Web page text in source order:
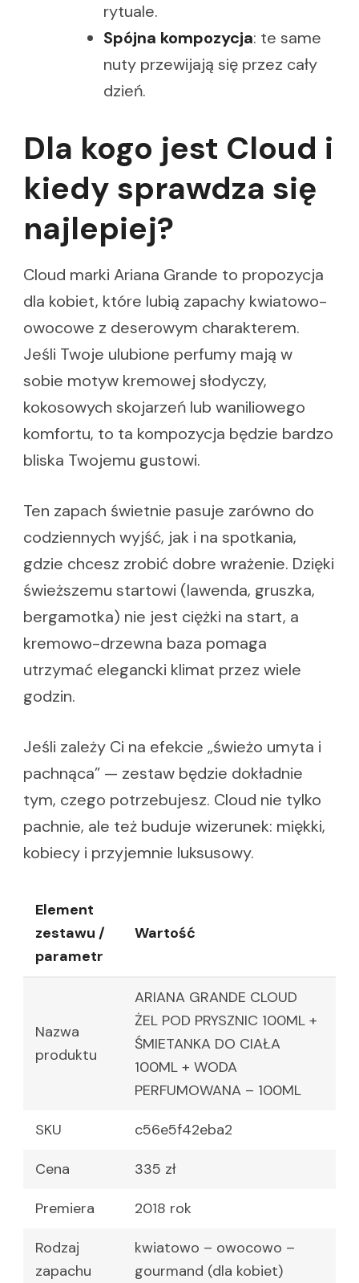
rytuale.
Spójna kompozycja: te same
nuty przewijają się przez cały
dzień.
Dla kogo jest Cloud i
kiedy sprawdza się
najlepiej?
Cloud marki Ariana Grande to propozycja
dla kobiet, które lubią zapachy kwiatowo-
owocowe z deserowym charakterem.
Jeśli Twoje ulubione perfumy mają w
sobie motyw kremowej słodyczy,
kokosowych skojarzeń lub waniliowego
komfortu, to ta kompozycja będzie bardzo
bliska Twojemu gustowi.
Ten zapach świetnie pasuje zarówno do
codziennych wyjść, jak i na spotkania,
gdzie chcesz zrobić dobre wrażenie. Dzięki
świeższemu startowi (lawenda, gruszka,
bergamotka) nie jest ciężki na start, a
kremowo-drzewna baza pomaga
utrzymać elegancki klimat przez wiele
godzin.
Jeśli zależy Ci na efekcie „świeżo umyta i
pachnąca” — zestaw będzie dokładnie
tym, czego potrzebujesz. Cloud nie tylko
pachnie, ale też buduje wizerunek: miękki,
kobiecy i przyjemnie luksusowy.
Element
zestawu /
parametr
Wartość
Nazwa
produktu
ARIANA GRANDE CLOUD
ŻEL POD PRYSZNIC 100ML +
ŚMIETANKA DO CIAŁA
100ML + WODA
PERFUMOWANA – 100ML
SKU c56e5f42eba2
Cena 335 zł
Premiera 2018 rok
Rodzaj
zapachu
kwiatowo – owocowo –
gourmand (dla kobiet)